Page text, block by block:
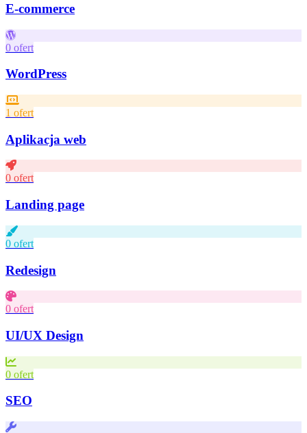
E-commerce
0 ofert
WordPress
1 ofert
Aplikacja web
0 ofert
Landing page
0 ofert
Redesign
0 ofert
UI/UX Design
0 ofert
SEO